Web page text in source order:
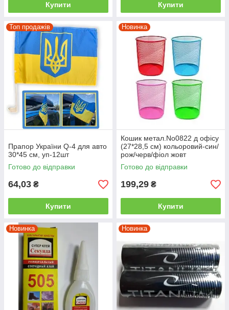
Купити Купити
Топ продажів
Прапор України Q-4 для авто
30*45 см, уп-12шт
Готово до відправки
64,03 ₴
Купити
Новинка
Кошик метал.No0822 д офісу
(27*28,5 см) кольоровий-син/
рож/черв/фіол жовт
Готово до відправки
199,29 ₴
Купити
Новинка Новинка